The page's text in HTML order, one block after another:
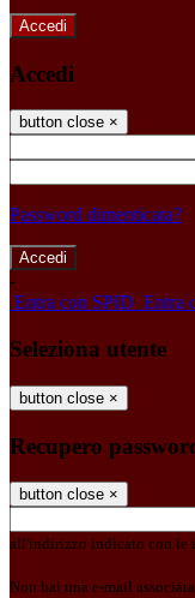
Accedi
Accedi
button close ×
Password dimenticata?
-
Entra con SPID Entra
Seleziona utente
button close ×
Recupero
button close ×
all'indirizzo indicato con le
Non hai una e-mail